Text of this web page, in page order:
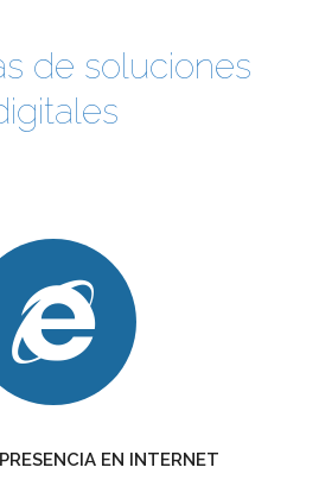
de soluciones
EN INTERNET